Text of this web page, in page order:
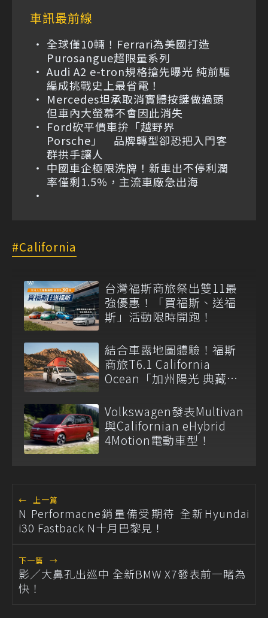
車訊最前線
全球僅10輛！Ferrari為美國打造
Purosangue超限量系列
Audi A2 e-tron規格搶先曝光 純前驅
編成挑戰史上最省電！
Mercedes坦承取消實體按鍵做過頭
但車內大螢幕不會因此消失
Ford砍平價車拚「越野界
Porsche」 品牌轉型卻恐把入門客
群拱手讓人
中國車企極限洗牌！新車出不停利潤
率僅剩1.5%，主流車廠急出海
California
台灣福斯商旅祭出雙11最
強優惠！「買福斯、送福
斯」活動限時開跑！
結合車露地圖體驗！福斯
商旅T6.1 California
Ocean「加州陽光 典藏
Volkswagen發表Multivan
與Californian eHybrid
4Motion電動車型！
← 上一篇
N Performacne銷量備受期待 全新Hyundai
i30 Fastback N十月巴黎見！
下一篇 →
影／大鼻孔出巡中 全新BMW X7發表前一睹為
快！